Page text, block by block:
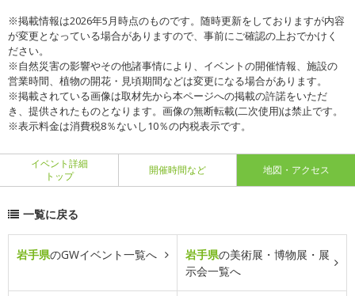
※掲載情報は2026年5月時点のものです。随時更新をしておりますが内容
が変更となっている場合がありますので、事前にご確認の上おでかけく
ださい。
※自然災害の影響やその他諸事情により、イベントの開催情報、施設の
営業時間、植物の開花・見頃期間などは変更になる場合があります。
※掲載されている画像は取材先から本ページへの掲載の許諾をいただ
き、提供されたものとなります。画像の無断転載(二次使用)は禁止です。
※表示料金は消費税8％ないし10％の内税表示です。
イベント詳細
トップ
開催時間など 地図・アクセス
一覧に戻る
岩手県のGWイベント一覧へ 岩手県の美術展・博物展・展
示会一覧へ